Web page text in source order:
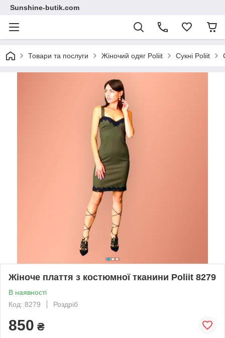
Sunshine-butik.com
Товари та послуги Жіночий одяг Poliit Сукні Poliit
Жіноче плаття з костюмної тканини Poliit 8279
В наявності
Код: 8279
Роздріб
850 ₴